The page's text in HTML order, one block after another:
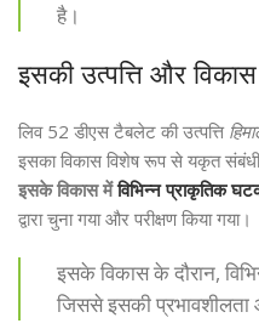
है।
इसकी उत्पत्ति और विकास
लिव 52 डीएस टैबलेट की उत्पत्ति
इसका विकास विशेष रूप से यकृत संबंधी
इसके विकास मेंविभिन्न प्राकृतिक
द्वारा चुना गया और परीक्षण किया गया।
इसके विकास के दौरान,
जिससे इसकी प्रभावशीलता